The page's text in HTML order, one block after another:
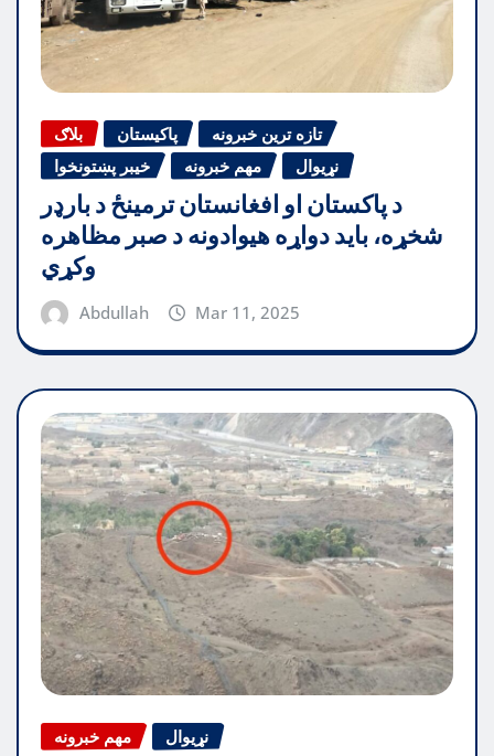
بلاګ پاکیستان
تازه ترین خبرونه
خیبر پښتونخوا
مهم خبرونه نړیوال
د پاکستان او افغانستان ترمینځ د بارډر
شخړه، باید دواړه هیوادونه د صبر مظاهره
وکړي
Abdullah Mar 11, 2025
مهم خبرونه نړیوال